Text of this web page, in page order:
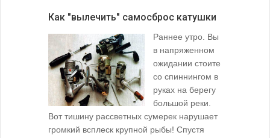
Как "вылечить" самосброс катушки
Раннее утро. Вы
в напряженном
ожидании стоите
со спиннингом в
руках на берегу
большой реки.
Вот тишину рассветных сумерек нарушает
громкий всплеск крупной рыбы! Спустя